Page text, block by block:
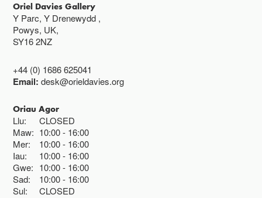
Oriel Davies Gallery
Y Parc, Y Drenewydd ,
Powys, UK,
SY16 2NZ
+44 (0) 1686 625041
Email:desk@orieldavies.org
Oriau Agor
Llu:
CLOSED
Maw: 10:00 16:00
Mer:
10:00 16:00
Iau:
10:00 16:00
Gwe: 10:00 16:00
Sad:
10:00 16:00
Sul:
CLOSED